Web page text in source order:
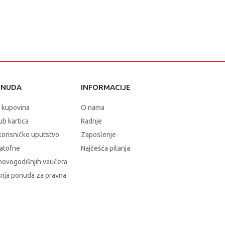
kartica
uputstvo
vaučera
ponuda za pravna
INFORMACIJE
O nama
Radnje
Zaposlenje
Najčešća pitanja